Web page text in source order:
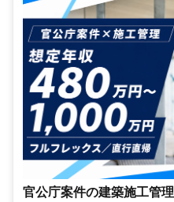
官公庁案件の建築施工管理